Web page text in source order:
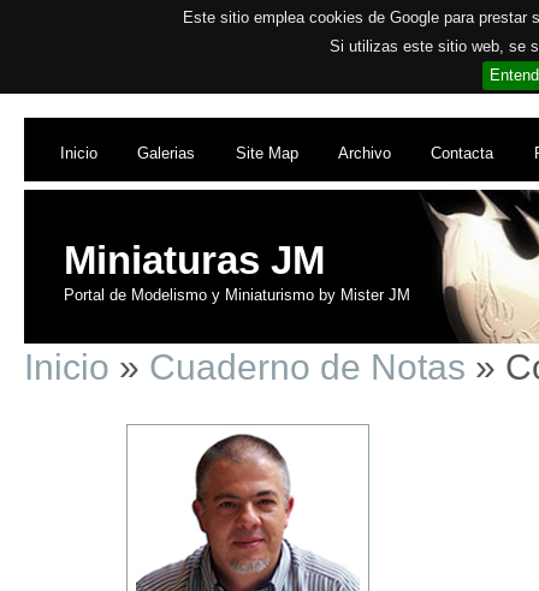
Este sitio emplea cookies de Google para
Si utilizas este sitio web, se
Inicio Galerias Site Map Archivo Contacta
Miniaturas JM
Portal de Modelismo y Miniaturismo by Mister JM
Inicio » Cuaderno de Notas »